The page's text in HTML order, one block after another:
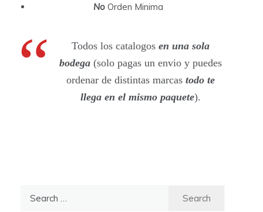
NoOrden Minima
Todos los catalogos en una sola
bodega (solo pagas un envio y puedes
ordenar de distintas marcastodo te
llega en el mismo paquete).